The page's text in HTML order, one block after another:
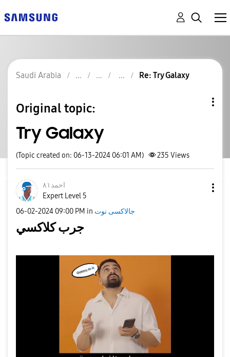
Saudi Arabia Re: Try Galaxy
Original topic:
Try Galaxy
(Topic created on: 06-13-2024 06:01 AM) 235 Views
احمد٨١
Expert Level 5
‎06-02-2024 09:00 PM in جالاكسى نوت
جرب كلاكسي